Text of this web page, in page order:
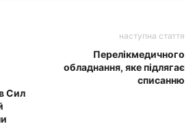
Сил
наступна стаття
Перелікмедичного
обладнання, яке підлягає
списанню